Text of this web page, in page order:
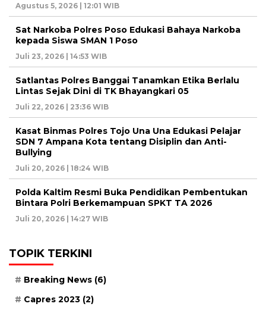
Agustus 5, 2026 | 12:01 WIB
Sat Narkoba Polres Poso Edukasi Bahaya Narkoba
kepada Siswa SMAN 1 Poso
Juli 23, 2026 | 14:53 WIB
Satlantas Polres Banggai Tanamkan Etika Berlalu
Lintas Sejak Dini di TK Bhayangkari 05
Juli 22, 2026 | 23:36 WIB
Kasat Binmas Polres Tojo Una Una Edukasi Pelajar
SDN 7 Ampana Kota tentang Disiplin dan Anti-
Bullying
Juli 20, 2026 | 18:24 WIB
Polda Kaltim Resmi Buka Pendidikan Pembentukan
Bintara Polri Berkemampuan SPKT TA 2026
Juli 20, 2026 | 14:27 WIB
TOPIK TERKINI
Breaking News (6)
Capres 2023 (2)